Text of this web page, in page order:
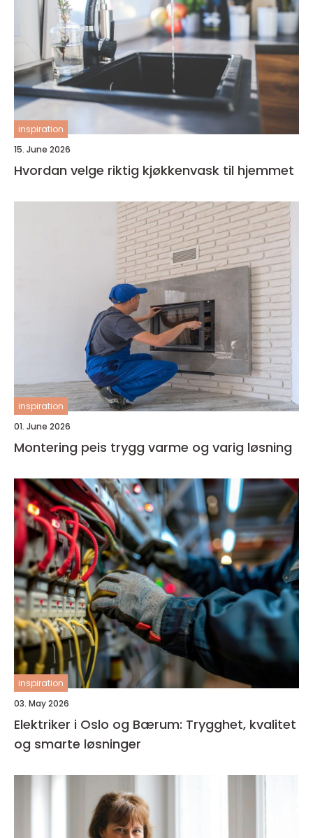
inspiration
15. June 2026
Hvordan velge riktig kjøkkenvask til hjemmet
inspiration
01. June 2026
Montering peis trygg varme og varig løsning
inspiration
03. May 2026
Elektriker i Oslo og Bærum: Trygghet, kvalitet
og smarte løsninger